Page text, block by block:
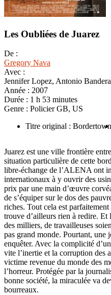
Les Oubliées de Juarez
De :
Gregory Nava
Avec :
Jennifer Lopez, Antonio
Année : 2007
Durée : 1 h 53 minutes
Genre : Policier GB, US
Titre original : Bordertown
Juarez est une ville frontière
situation particulière de cette
libre-échange de l’ALENA ont
internationaux à y ouvrir des
prix par une main d’œuvre
de s’équiper sur le dos des
riches. Tout cela est
trouve d’ailleurs rien à redire. Et
des milliers, de travailleuses
pas grand monde. Pourtant, une
enquêter. Avec la complicité
vite l’inertie et la corruption des
victime revenue du monde des
l’horreur. Protégée par la
bonne société, la miraculée va
bourreaux.